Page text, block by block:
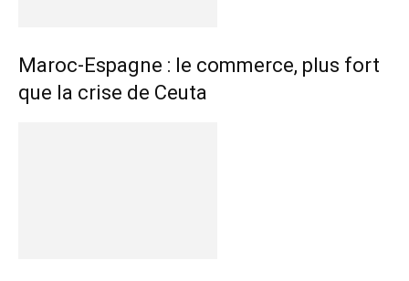
Maroc-Espagne : le commerce, plus fort
que la crise de Ceuta